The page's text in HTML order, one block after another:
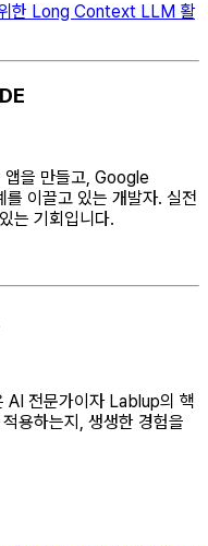
위한 Long Context LLM 활
앱을 만들고, Google
이끌고 있는 개발자. 실전
는 기회입니다.
전문가이자 Lablup의 핵
용하는지, 생생한 경험을